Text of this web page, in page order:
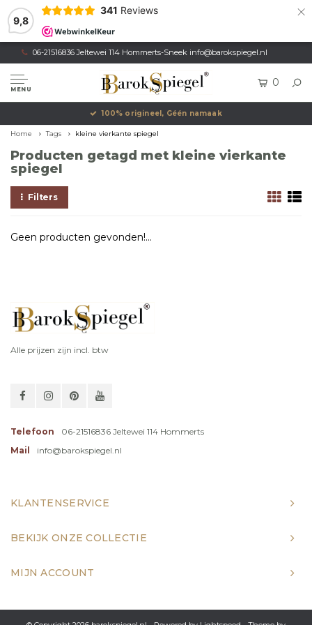
9,8
341 Reviews ×
06-21516836 Jeltewei 114 Hommerts-Sneek info@barokspiegel.nl
MENU
0
100% origineel, Géén namaak
Home Tags kleine vierkante spiegel
Producten getagd met kleine vierkante
spiegel
Filters
Geen producten gevonden!...
Alle prijzen zijn incl. btw
Telefoon
06-21516836 Jeltewei 114 Hommerts
Mail
info@barokspiegel.nl
KLANTENSERVICE
BEKIJK ONZE COLLECTIE
MIJN ACCOUNT